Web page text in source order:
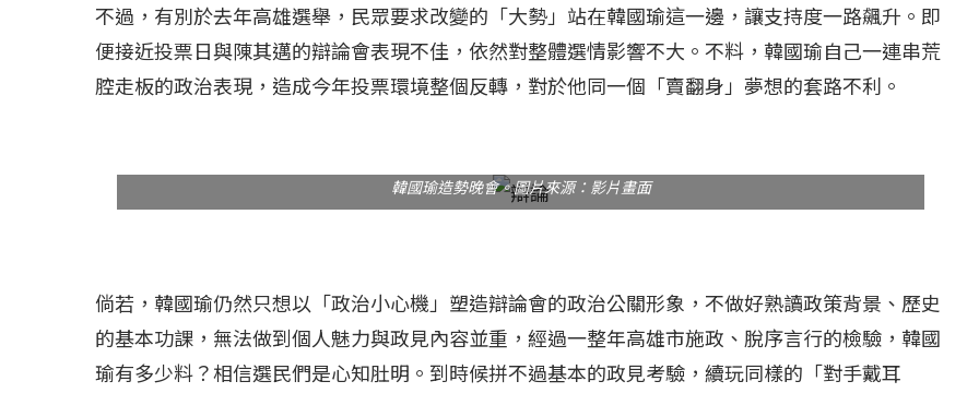
不過，有別於去年高雄選舉，民眾要求改變的「大勢」站在韓國瑜這一邊，讓支持度一路飆升。即
便接近投票日與陳其邁的辯論會表現不佳，依然對整體選情影響不大。不料，韓國瑜自己一連串荒
腔走板的政治表現，造成今年投票環境整個反轉，對於他同一個「賣翻身」夢想的套路不利。
韓國瑜造勢晚會。圖片來源：影片畫面
倘若，韓國瑜仍然只想以「政治小心機」塑造辯論會的政治公關形象，不做好熟讀政策背景、歷史
的基本功課，無法做到個人魅力與政見內容並重，經過一整年高雄市施政、脫序言行的檢驗，韓國
瑜有多少料？相信選民們是心知肚明。到時候拼不過基本的政見考驗，續玩同樣的「對手戴耳